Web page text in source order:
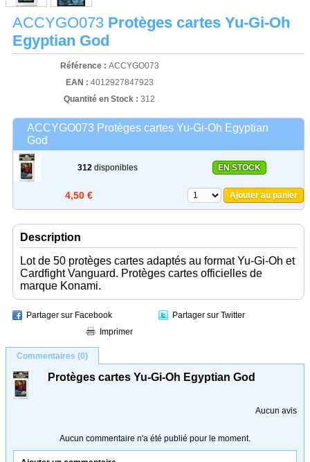
ACCYGO073 Protèges cartes Yu-Gi-Oh
Egyptian God
Référence : ACCYGO073
EAN : 4012927847923
Quantité en Stock : 312
ACCYGO073 Protèges cartes Yu-Gi-Oh Egyptian
God
312 disponibles EN STOCK
4,50 € Ajouter au panier
Description
Lot de 50 protèges cartes adaptés au format Yu-Gi-Oh et
Cardfight Vanguard. Protèges cartes officielles de
marque Konami.
Partager sur Facebook
Partager sur Twitter
Imprimer
Commentaires (0)
Protèges cartes Yu-Gi-Oh Egyptian God
Aucun avis
Aucun commentaire n'a été publié pour le moment.